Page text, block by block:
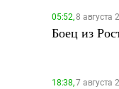
05:52,8 августа
Боец из
18:38,7 августа